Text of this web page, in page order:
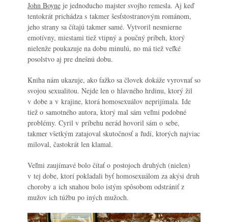
John Boyneje jednoducho majster svojho remesla. Aj keď
tentokrát prichádza s takmer šesťstostranovým románom,
jeho strany sa čítajú takmer samé. Vytvoril nesmierne
emotívny, miestami tiež vtipný a poučný príbeh, ktorý
nielenže poukazuje na dobu minulú, no má tiež veľké
posolstvo aj pre dnešnú dobu.
Kniha nám ukazuje, ako ťažko sa človek dokáže vyrovnať so
svojou sexualitou. Nejde len o hlavného hrdinu, ktorý žil
v dobe a v krajine, ktorá homosexuálov neprijímala. Ide
tiež o samotného autora, ktorý mal sám veľmi podobné
problémy. Cyril v príbehu nerád hovoril sám o sebe,
takmer všetkým zatajoval skutočnosť a ľudí, ktorých najviac
miloval, častokrát len klamal.
Veľmi zaujímavé bolo čítať o postojoch druhých (nielen)
v tej dobe, ktorí pokladali byť homosexuálom za akýsi druh
choroby a ich snahou bolo istým spôsobom odstrániť z
mužov ich túžbu po iných mužoch.